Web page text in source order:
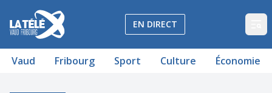
La Télé - Télévision régionale Vaud et Fribourg
EN DIRECT
Vaud Fribourg Sport Culture Économie